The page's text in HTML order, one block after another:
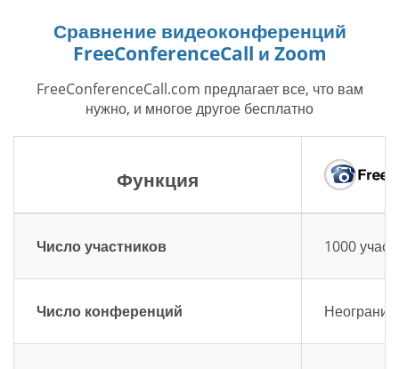
Сравнение видеоконференций
FreeConferenceCall и Zoom
FreeConferenceCall.com предлагает все, что вам
нужно, и многое другое бесплатно
Функция
Число участников 1000
Число конференций